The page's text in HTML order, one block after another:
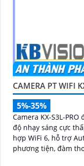
CAMERA PT WIFI
5%-35%
Camera KX-S3L-
độ nhạy sáng cực
hợp WiFi 6, hỗ trợ
phương tiện, đàm